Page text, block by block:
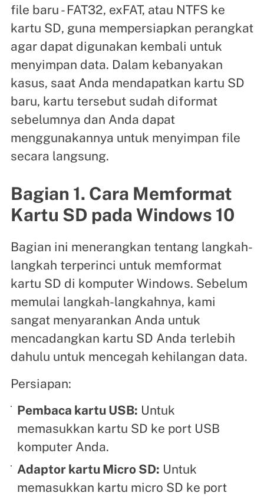
file baru - FAT32, exFAT, atau NTFS ke
kartu SD, guna mempersiapkan perangkat
agar dapat digunakan kembali untuk
menyimpan data. Dalam kebanyakan
kasus, saat Anda mendapatkan kartu SD
baru, kartu tersebut sudah diformat
sebelumnya dan Anda dapat
menggunakannya untuk menyimpan file
secara langsung.
Bagian 1. Cara Memformat
Kartu SD pada Windows 10
Bagian ini menerangkan tentang langkah-
langkah terperinci untuk memformat
kartu SD di komputer Windows. Sebelum
memulai langkah-langkahnya, kami
sangat menyarankan Anda untuk
mencadangkan kartu SD Anda terlebih
dahulu untuk mencegah kehilangan data.
Persiapan:
Pembaca kartu USB: Untuk
memasukkan kartu SD ke port USB
komputer Anda.
Adaptor kartu Micro SD: Untuk
memasukkan kartu micro SD ke port